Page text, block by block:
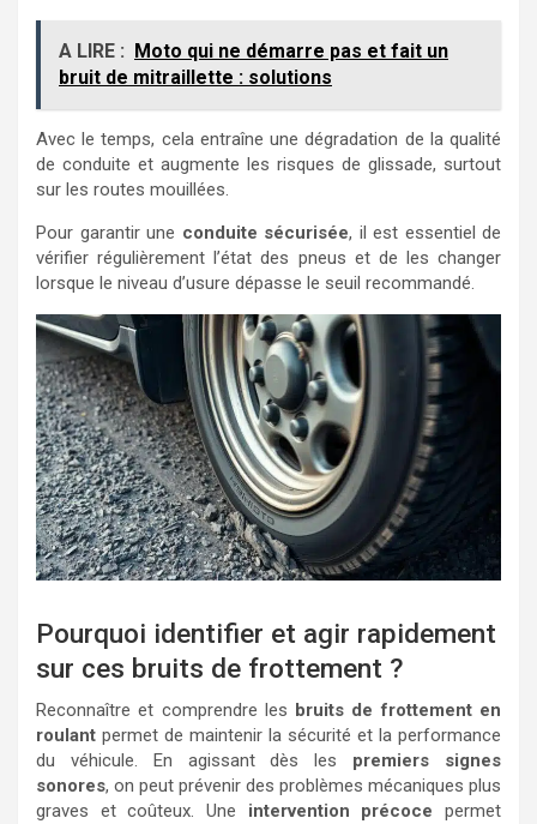
A LIRE :
Moto qui ne démarre pas et fait un
bruit de mitraillette : solutions
Avec le temps, cela entraîne une dégradation de la qualité
de conduite et augmente les risques de glissade, surtout
sur les routes mouillées.
Pour garantir une conduite sécurisée, il est essentiel de
vérifier régulièrement l’état des pneus et de les changer
lorsque le niveau d’usure dépasse le seuil recommandé.
Pourquoi identifier et agir rapidement
sur ces bruits de frottement ?
Reconnaître et comprendre les bruits de frottement en
roulant permet de maintenir la sécurité et la performance
du véhicule. En agissant dès les premiers signes
sonores, on peut prévenir des problèmes mécaniques plus
graves et coûteux. Une intervention précoce permet